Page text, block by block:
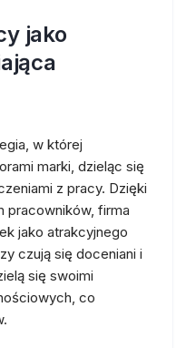
jako
w której
marki, dzieląc się
z pracy. Dzięki
pracowników, firma
jako atrakcyjnego
czują się doceniani i
się swoimi
co